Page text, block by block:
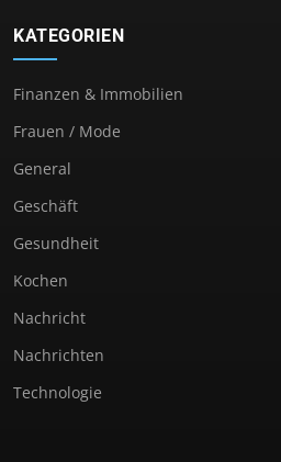
KATEGORIEN
Finanzen & Immobilien
Frauen / Mode
General
Geschäft
Gesundheit
Kochen
Nachricht
Nachrichten
Technologie